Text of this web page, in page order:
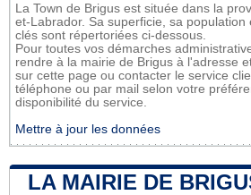
La Town de Brigus est située dans la
et-Labrador. Sa superficie, sa
clés sont répertoriées ci-dessous.
Pour toutes vos démarches
rendre à la mairie de Brigus à l'adresse
sur cette page ou contacter le service
téléphone ou par mail selon votre
disponibilité du service.
Mettre à jour les données
LA MAIRIE DE